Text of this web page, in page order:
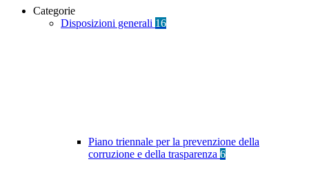
Categorie
Disposizioni generali 16
Piano triennale per la prevenzione della
corruzione e della trasparenza 6